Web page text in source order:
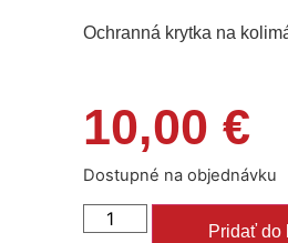
Ochranná krytka na
10,00 €
Dostupné na objednávku
Pridať do